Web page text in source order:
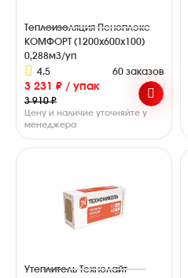
Теплоизоляция Пеноплэкс
КОМФОРТ (1200х600х100)
0,288м3/уп
4.5
60 заказов
3 231 ₽ / упак
3 910 ₽
Цену и наличие уточняйте у
менеджера
Утеплитель Технолайт